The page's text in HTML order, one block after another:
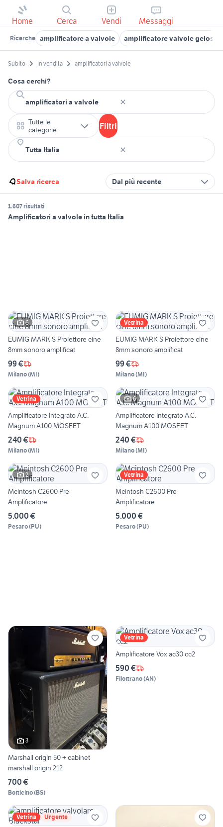
Home Cerca Vendi Messaggi
Ricerche amplificatore a valvole amplificatore valvole geloso
Subito In vendita amplificatori a valvole
Cosa cerchi?
Tutte le
categorie
Filtri
Salva ricerca Dal più recente
1.607 risultati
Amplificatori a valvole in tutta Italia
6
EUMIG MARK S Proiettore cine
8mm sonoro amplificat
99 €
Milano(MI)
Vetrina
EUMIG MARK S Proiettore cine
8mm sonoro amplificat
99 €
Milano(MI)
Vetrina
Amplificatore Integrato A.C.
Magnum A100 MOSFET
240 €
Milano(MI)
6
Amplificatore Integrato A.C.
Magnum A100 MOSFET
240 €
Milano(MI)
2
Mcintosh C2600 Pre
Amplificatore
5.000 €
Pesaro(PU)
Vetrina
Mcintosh C2600 Pre
Amplificatore
5.000 €
Pesaro(PU)
3
Marshall origin 50 + cabinet
marshall origin 212
700 €
Botticino(BS)
Vetrina
Amplificatore Vox ac30 cc2
590 €
Filottrano(AN)
Vetrina Urgente